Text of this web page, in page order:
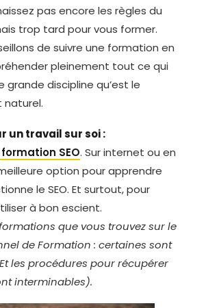
pas encore les règles du
trop tard pour vous former.
de suivre une formation en
pleinement tout ce qui
discipline qu’est le
un travail sur soi :
formation SEO. Sur internet ou en
option pour apprendre
le SEO. Et surtout, pour
à bon escient.
que vous trouvez sur le
de Formation : certaines sont
les procédures pour récupérer
interminables).